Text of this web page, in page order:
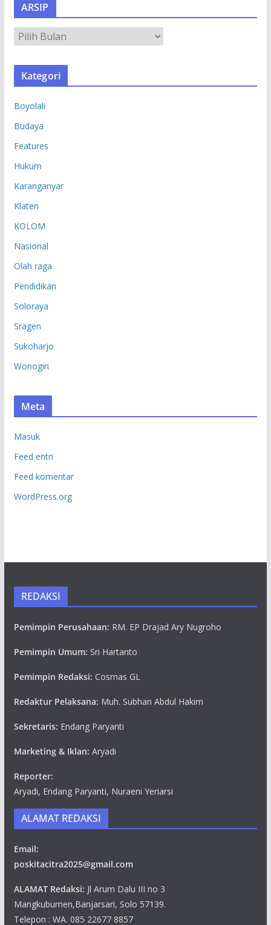
ARSIP
S
Kategori
Boyolali
Budaya
Features
Hukum
Karanganyar
Klaten
KOLOM
Nasional
Olah raga
Pendidikan
Soloraya
Sragen
Sukoharjo
Wonogiri
Meta
Masuk
Feed entri
Feed komentar
WordPress.org
REDAKSI
Pemimpin Perusahaan: RM. EP Drajad Ary Nugroho
Pemimpin Umum: Sri Hartanto
Pemimpin Redaksi: Cosmas GL
Redaktur Pelaksana: Muh. Subhan Abdul Hakim
Sekretaris: Endang Paryanti
Marketing & Iklan: Aryadi
Reporter:
Aryadi, Endang Paryanti, Nuraeni Yeriarsi
ALAMAT REDAKSI
Email:
poskitacitra2025@gmail.com
ALAMAT Redaksi: Jl Arum Dalu III no 3
Mangkubumen,Banjarsari, Solo 57139.
Telepon : WA. 085 22677 8857